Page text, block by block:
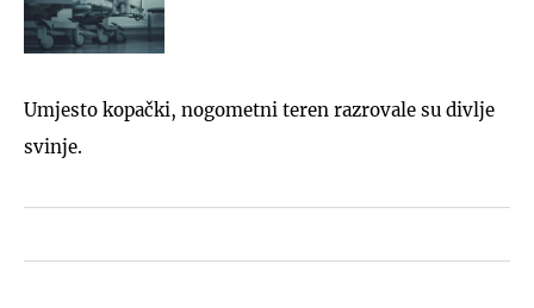
Umjesto kopački, nogometni teren razrovale su divlje
svinje.